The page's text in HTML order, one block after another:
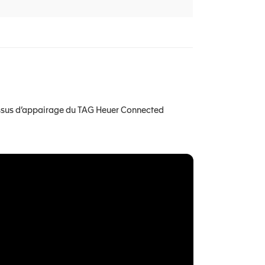
d’appairage du TAG Heuer Connected